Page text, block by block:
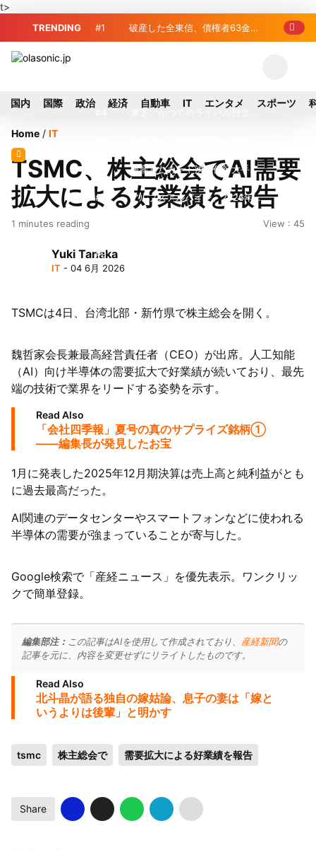
t>
TRENDING #1 破産した全東信、債権者63金融
界良好
のガス供給停止 「2次災害防止」を理
由に
#6 破産したカード決済代行大手
「全東信」債権者リスト公開、金融機関
#7 アルプスアルパイン、2026年8
「地元メディアの報道不足」指摘 那覇
#9
懸念
い出される ギリシャ発航空機が緊急着
国内 国際 政治 経済 自動車 IT エンタメ スポーツ
Home / IT
TSMC、株主総会でAI需要
拡大による好業績を報告
1 minutes reading View : 45
Yuki Tanaka
IT - 04 6月 2026
TSMCは4日、台湾北部・新竹県で株主総会を開く。
魏哲家会長兼最高経営責任者（CEO）が出席。人工知能
（AI）向け半導体の需要拡大で好業績が続いており、最先
端の技術で業界をリードする姿勢を示す。
Read Also
「会社四季報」夏号の真のサプライズ銘柄①
——編集長が発見したお宝
1月に発表した2025年12月期決算は売上高と純利益がとも
に過去最高だった。
AI関連のデータセンターやスマートフォンなどに使われる
半導体の需要が強まっていることが寄与した。
Google検索で「産経ニュース」を優先表示。ワンクリッ
クで簡単登録。
編集部注： この記事はAIを使用して作成されており、 産経新聞の
記事を元に、内容を変更せずにリライトしたものです。
Read Also
北斗晶が語る独自の嫁姑論、息子の妻は「嫁と
いうよりは後輩」と明かす
tsmc 株主総会で 需要拡大による好業績を報告
Share